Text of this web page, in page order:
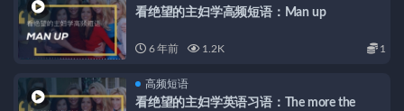
看绝望的主妇学高频短语：Man up
6 年前 1.2K 1
高频短语
看绝望的主妇学英语习语：The more the